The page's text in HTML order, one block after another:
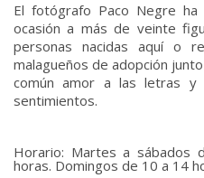
El fotógrafo Paco Negre
ocasión a más de veinte
personas nacidas aquí o
malagueños de adopción
común amor a las letras y
sentimientos.
Horario: Martes a
horas. Domingos de 10 a 14